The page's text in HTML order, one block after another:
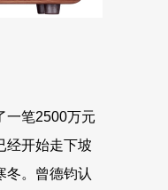
一笔2500万元
经开始走下坡
冬。曾德钧认